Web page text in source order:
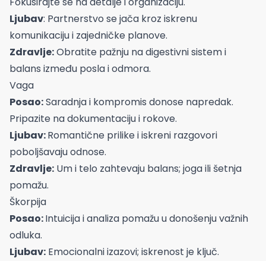
Ljubav: Partnerstvo se jača kroz iskrenu
komunikaciju i zajedničke planove.
Zdravlje:Obratite pažnju na digestivni sistem i
balans između posla i odmora.
Vaga
Posao:Saradnja i kompromis donose napredak.
Pripazite na dokumentaciju i rokove.
Ljubav:Romantične prilike i iskreni razgovori
poboljšavaju odnose.
Zdravlje: Um i telo zahtevaju balans; joga ili šetnja
pomažu.
Škorpija
Posao:Intuicija i analiza pomažu u donošenju važnih
odluka.
Ljubav: Emocionalni izazovi; iskrenost je ključ.